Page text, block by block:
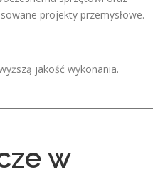
projekty przemysłowe.
jakość wykonania.
w